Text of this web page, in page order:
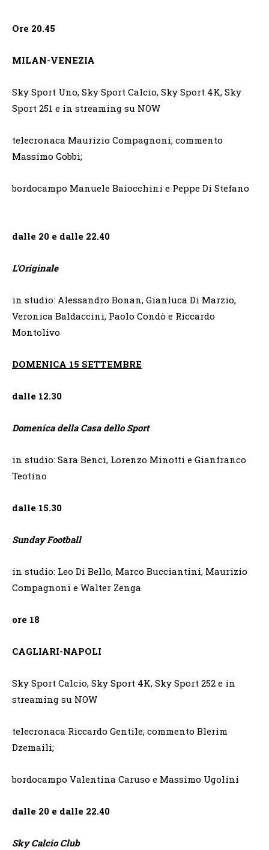
Ore 20.45
MILAN-VENEZIA
Sky Sport Uno, Sky Sport Calcio, Sky Sport 4K, Sky
Sport 251 e in streaming su NOW
telecronaca Maurizio Compagnoni; commento
Massimo Gobbi;
bordocampo Manuele Baiocchini e Peppe Di Stefano
dalle 20 e dalle 22.40
L’Originale
in studio: Alessandro Bonan, Gianluca Di Marzio,
Veronica Baldaccini, Paolo Condò e Riccardo
Montolivo
DOMENICA 15 SETTEMBRE
dalle 12.30
Domenica della Casa dello Sport
in studio: Sara Benci, Lorenzo Minotti e Gianfranco
Teotino
dalle 15.30
Sunday Football
in studio: Leo Di Bello, Marco Bucciantini, Maurizio
Compagnoni e Walter Zenga
ore 18
CAGLIARI-NAPOLI
Sky Sport Calcio, Sky Sport 4K, Sky Sport 252 e in
streaming su NOW
telecronaca Riccardo Gentile; commento Blerim
Dzemaili;
bordocampo Valentina Caruso e Massimo Ugolini
dalle 20 e dalle 22.40
Sky Calcio Club